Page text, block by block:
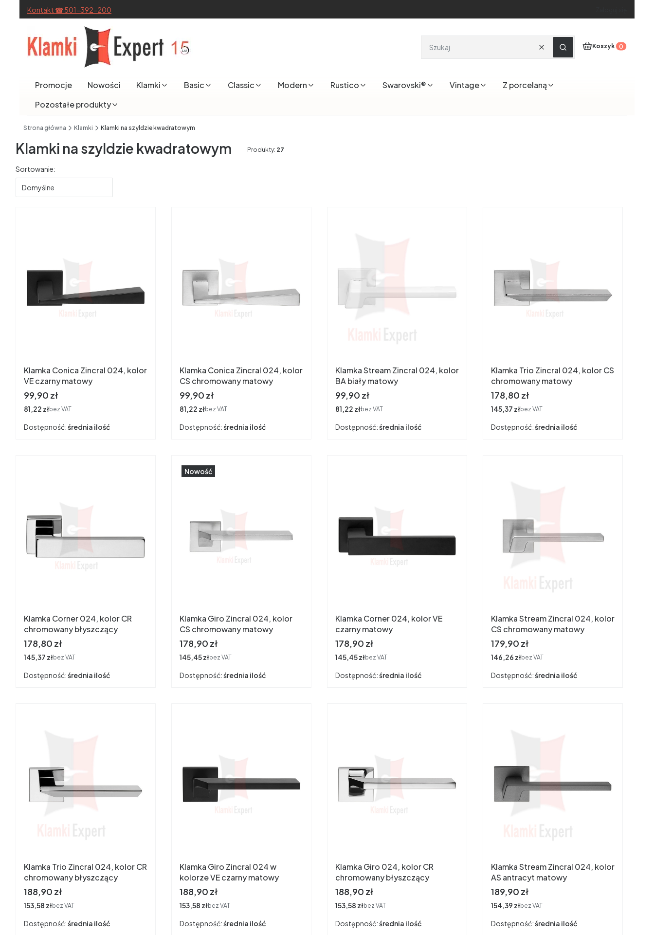
Kontakt ☎ 501-392-200
WyczyśćSzukaj Produkty w
Koszyk
Promocje Nowości Klamki Basic Classic Modern Rustico Swarovski® Vintage
Z porcelaną
Pozostałe produkty
Strona główna Klamki Klamki na szyldzie kwadratowym
Klamki na szyldzie kwadratowym Produkty: 27
Lista produktów
Sortowanie:
Domyślne
Klamka Conica Zincral 024, kolor
VE czarny matowy
Cena
99,90 zł
Cena
81,22 złbez VAT
Dostępność:średnia ilość
Klamka Conica Zincral 024, kolor
CS chromowany matowy
Cena
99,90 zł
Cena
81,22 złbez VAT
Dostępność:średnia ilość
Klamka Stream Zincral 024, kolor
BA biały matowy
Cena
99,90 zł
Cena
81,22 złbez VAT
Dostępność:średnia ilość
Klamka Trio Zincral 024, kolor CS
chromowany matowy
Cena
178,80 zł
Cena
145,37 złbez VAT
Dostępność:średnia ilość
Klamka Corner 024, kolor CR
chromowany błyszczący
Cena
178,80 zł
Cena
145,37 złbez VAT
Dostępność:średnia ilość
Nowość
Klamka Giro Zincral 024, kolor
CS chromowany matowy
Cena
178,90 zł
Cena
145,45 złbez VAT
Dostępność:średnia ilość
Klamka Corner 024, kolor VE
czarny matowy
Cena
178,90 zł
Cena
145,45 złbez VAT
Dostępność:średnia ilość
Klamka Stream Zincral 024, kolor
CS chromowany matowy
Cena
179,90 zł
Cena
146,26 złbez VAT
Dostępność:średnia ilość
Klamka Trio Zincral 024, kolor CR
chromowany błyszczący
Cena
188,90 zł
Cena
153,58 złbez VAT
Dostępność:średnia ilość
Klamka Giro Zincral 024 w
kolorze VE czarny matowy
Cena
188,90 zł
Cena
153,58 złbez VAT
Dostępność:średnia ilość
Klamka Giro 024, kolor CR
chromowany błyszczący
Cena
188,90 zł
Cena
153,58 złbez VAT
Dostępność:średnia ilość
Klamka Stream Zincral 024, kolor
AS antracyt matowy
Cena
189,90 zł
Cena
154,39 złbez VAT
Dostępność:średnia ilość